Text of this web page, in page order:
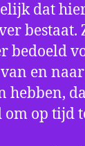
dat
bestaat.
bedoeld
en
hebben,
op tijd